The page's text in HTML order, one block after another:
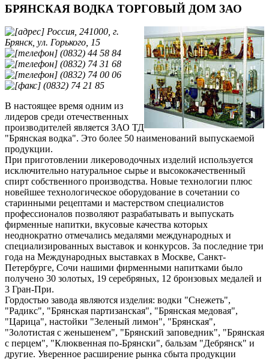
БРЯНСКАЯ ВОДКА ТОРГОВЫЙ ДОМ ЗАО
Россия, 241000, г.
Брянск, ул. Горького, 15
(0832) 44 58 84
(0832) 74 31 68
(0832) 74 00 06
(0832) 74 21 85
В настоящее время одним из
лидеров среди отечественных
производителей является ЗАО ТД
"Брянская водка". Это более 50 наименований выпускаемой
продукции.
При приготовлении ликероводочных изделий используется
исключительно натуральное сырье и высококачественный
спирт собственного производства. Новые технологии плюс
новейшее технологическое оборудование в сочетании со
старинными рецептами и мастерством специалистов
профессионалов позволяют разрабатывать и выпускать
фирменные напитки, вкусовые качества которых
неоднократно отмечались медалями международных и
специализированных выставок и конкурсов. За последние три
года на Международных выставках в Москве, Санкт-
Петербурге, Сочи нашими фирменными напитками было
получено 30 золотых, 19 серебряных, 12 бронзовых медалей и
3 Гран-При.
Гордостью завода являются изделия: водки "Снежеть",
"Радикс", "Брянская партизанская", "Брянская медовая",
"Царица", настойки "Зеленый лимон", "Брянская",
"Золотистая с женьшенем", "Брянский заповедник", "Брянская
с перцем", "Клюквенная по-Брянски", бальзам "Дебрянск" и
другие. Уверенное расширение рынка сбыта продукции